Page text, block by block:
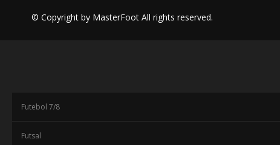
© Copyright by MasterFoot All rights reserved.
Futebol 7/8
Futsal